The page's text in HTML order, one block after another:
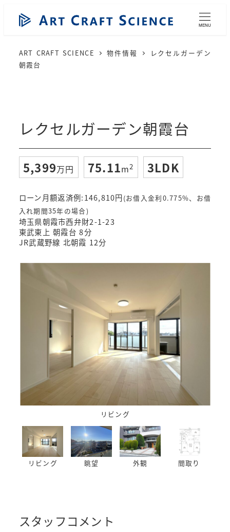
MENU
ART CRAFT SCIENCE 物件情報
レクセルガーデン
朝霞台
レクセルガーデン朝霞台
5,399万円 75.11m2 3LDK
ローン月額返済例:146,810円(お借入金利0.775%、お借
入れ期間35年の場合)
埼玉県朝霞市西弁財2-1-23
東武東上 朝霞台 8分
JR武蔵野線 北朝霞 12分
リビング
リビング 眺望 外観 間取り
スタッフコメント